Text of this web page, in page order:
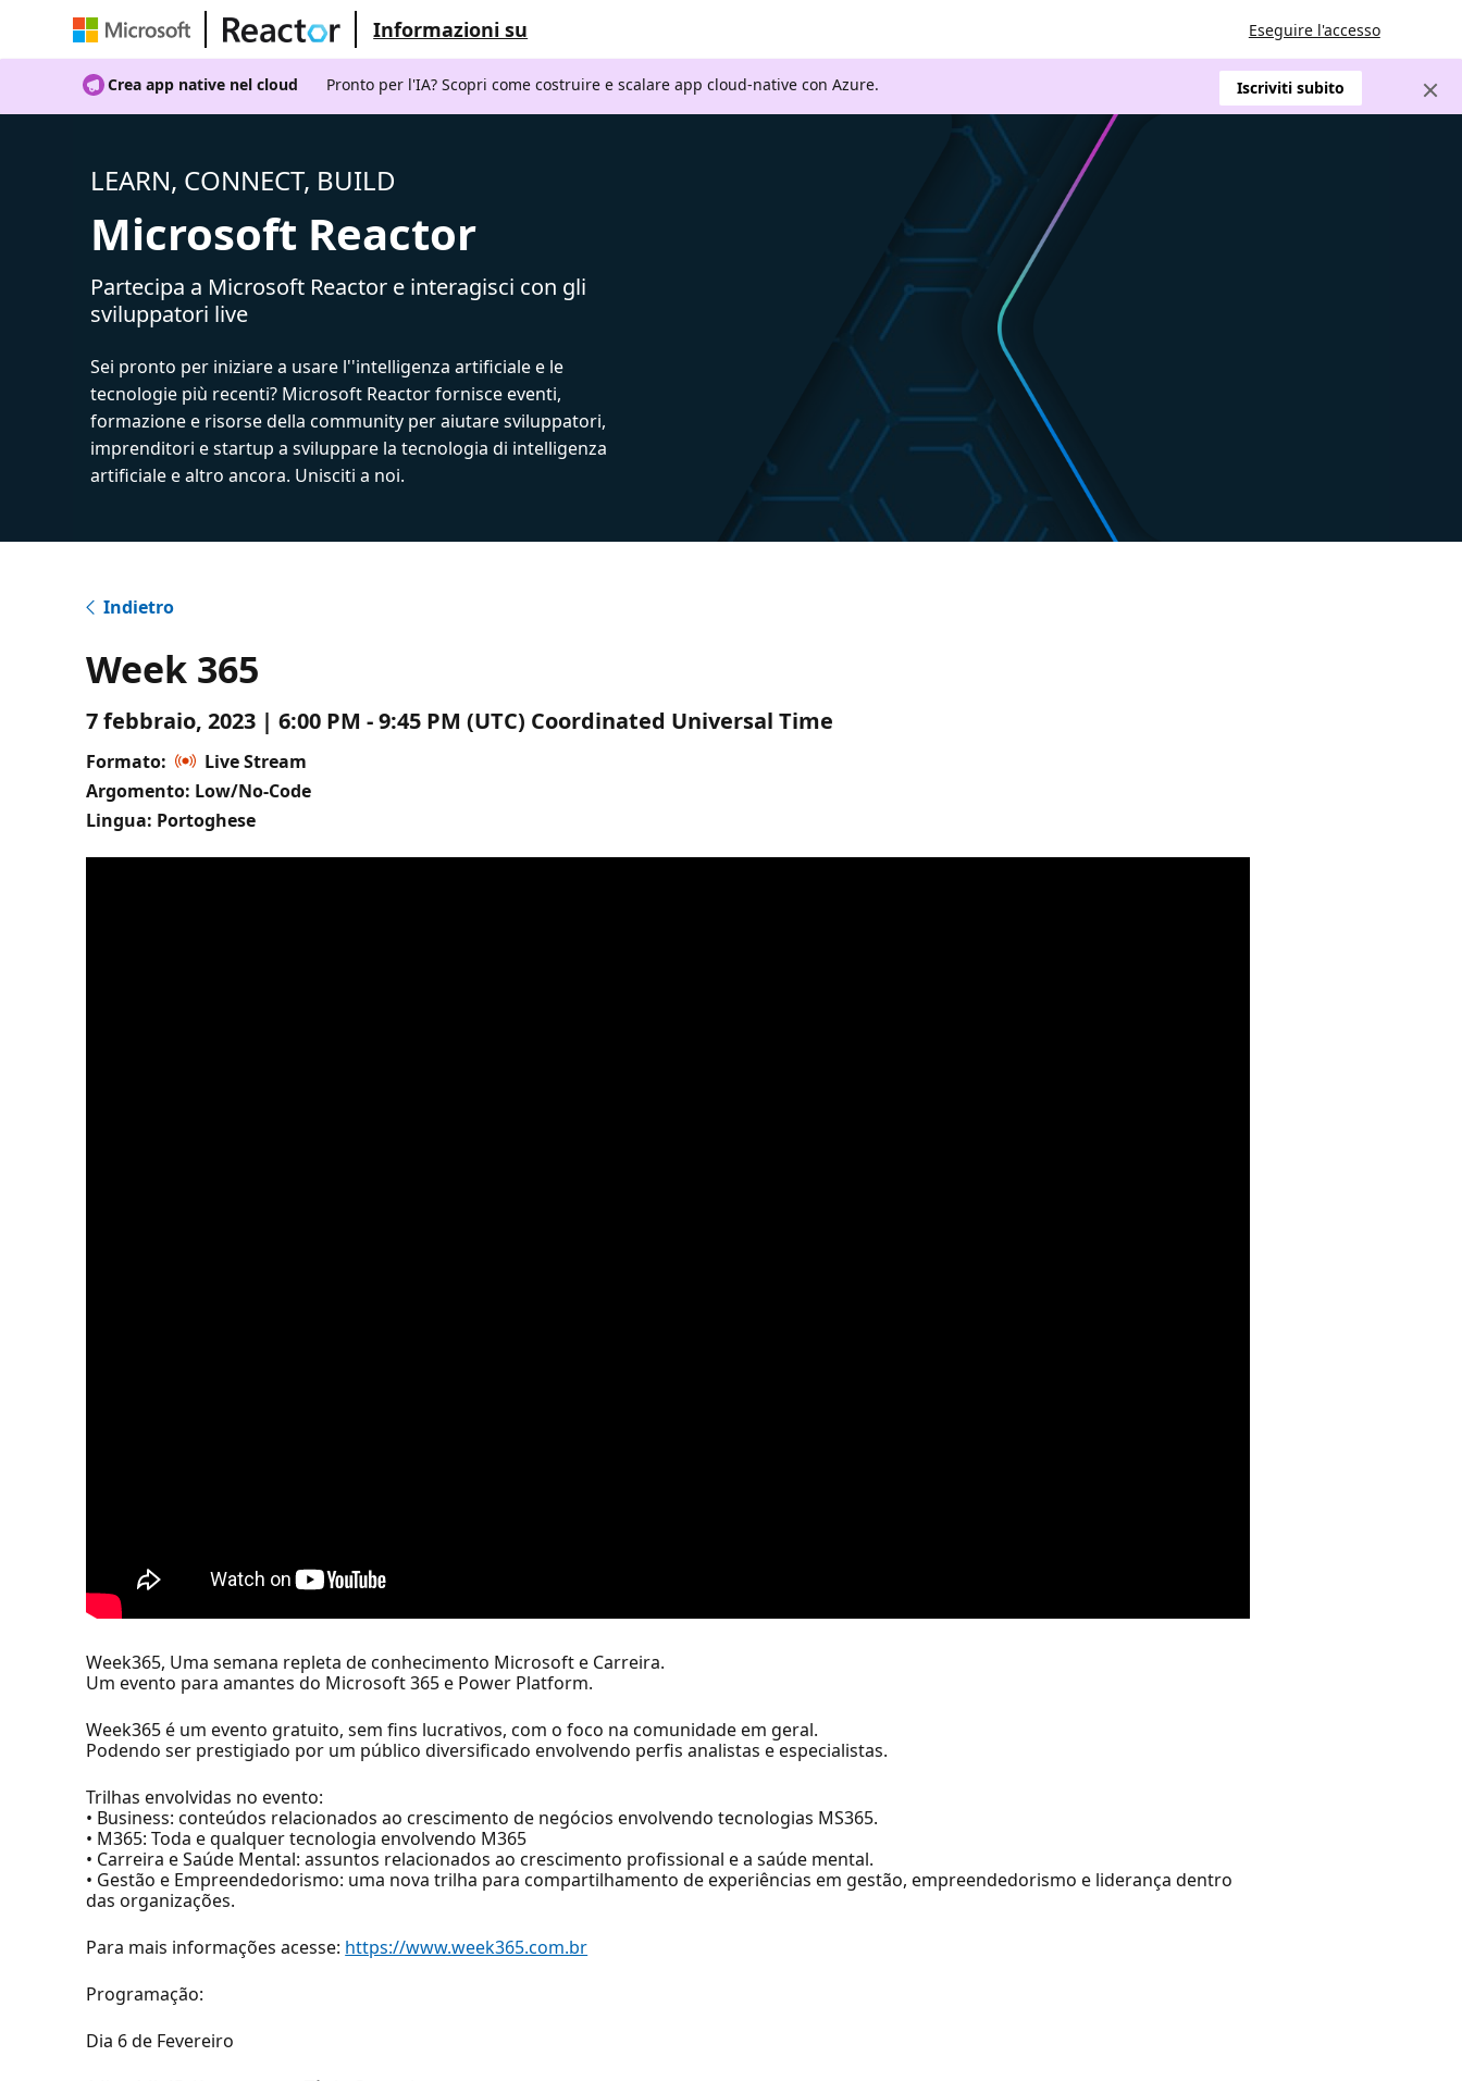
Informazioni su Eseguire l'accesso
Crea app native nel cloud Pronto per l'IA? Scopri come costruire e scalare app cloud-native con Azure. Iscriviti subito
LEARN, CONNECT, BUILD
Microsoft Reactor
Partecipa a Microsoft Reactor e interagisci con gli
sviluppatori live
Sei pronto per iniziare a usare l''intelligenza artificiale e le
tecnologie più recenti? Microsoft Reactor fornisce eventi,
formazione e risorse della community per aiutare sviluppatori,
imprenditori e startup a sviluppare la tecnologia di intelligenza
artificiale e altro ancora. Unisciti a noi.
Indietro
Week 365
7 febbraio, 2023 | 6:00 PM - 9:45 PM (UTC) Coordinated Universal Time
Formato:
Live Stream
Argomento: Low/No-Code
Lingua: Portoghese
Week365, Uma semana repleta de conhecimento Microsoft e Carreira.
Um evento para amantes do Microsoft 365 e Power Platform.
Week365 é um evento gratuito, sem fins lucrativos, com o foco na comunidade em geral.
Podendo ser prestigiado por um público diversificado envolvendo perfis analistas e especialistas.
Trilhas envolvidas no evento:
• Business: conteúdos relacionados ao crescimento de negócios envolvendo tecnologias MS365.
• M365: Toda e qualquer tecnologia envolvendo M365
• Carreira e Saúde Mental: assuntos relacionados ao crescimento profissional e a saúde mental.
• Gestão e Empreendedorismo: uma nova trilha para compartilhamento de experiências em gestão, empreendedorismo e liderança dentro
das organizações.
Para mais informações acesse: https://www.week365.com.br
Programação:
Dia 6 de Fevereiro